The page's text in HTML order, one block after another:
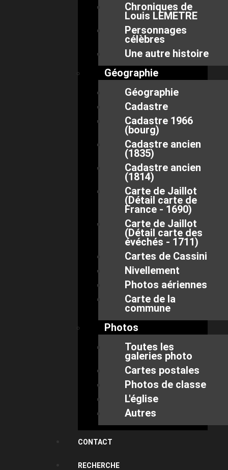
Chroniques de
Louis LEMETRE
Personnages
célèbres
Une autre histoire
Géographie
Géographie
Cadastre
Cadastre 1966
(bourg)
Cadastre ancien
(1835)
Cadastre ancien
(1814)
Carte de Jaillot
(Détail carte de
France - 1690)
Carte de Jaillot
(Détail carte des
évéchés - 1711)
Cartes de Cassini
Nivellement
Photos aériennes
Carte de la
commune
Photos
Toutes les
galeries photo
Cartes postales
Photos de classe
L'église
Autres
CONTACT
RECHERCHE